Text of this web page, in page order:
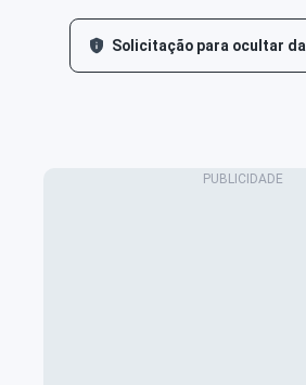
Solicitação para ocultar